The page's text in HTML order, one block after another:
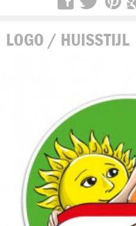
LOGO / HUISSTIJL